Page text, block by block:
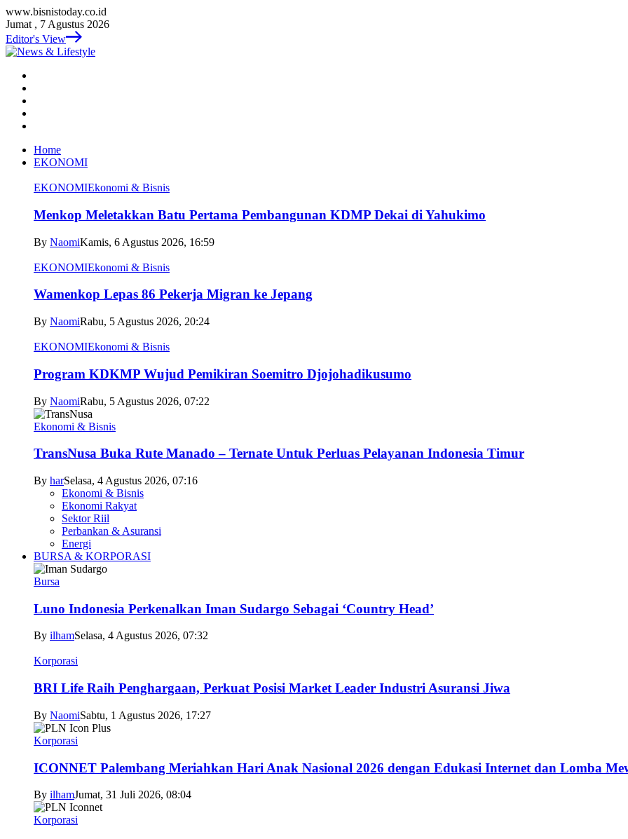
www.bisnistoday.co.id
Jumat , 7 Agustus 2026
Editor's View
Home
EKONOMI
EKONOMIEkonomi & Bisnis
Menkop Meletakkan Batu Pertama Pembangunan KDMP Dekai di Yahukimo
By NaomiKamis, 6 Agustus 2026, 16:59
EKONOMIEkonomi & Bisnis
Wamenkop Lepas 86 Pekerja Migran ke Jepang
By NaomiRabu, 5 Agustus 2026, 20:24
EKONOMIEkonomi & Bisnis
Program KDKMP Wujud Pemikiran Soemitro Djojohadikusumo
By NaomiRabu, 5 Agustus 2026, 07:22
Ekonomi & Bisnis
TransNusa Buka Rute Manado – Ternate Untuk Perluas Pelayanan Indonesia Timur
By harSelasa, 4 Agustus 2026, 07:16
Ekonomi & Bisnis
Ekonomi Rakyat
Sektor Riil
Perbankan & Asuransi
Energi
BURSA & KORPORASI
Bursa
Luno Indonesia Perkenalkan Iman Sudargo Sebagai ‘Country Head’
By ilhamSelasa, 4 Agustus 2026, 07:32
Korporasi
BRI Life Raih Penghargaan, Perkuat Posisi Market Leader Industri Asuransi Jiwa
By NaomiSabtu, 1 Agustus 2026, 17:27
Korporasi
ICONNET Palembang Meriahkan Hari Anak Nasional 2026 dengan Edukasi Internet dan Lomba
By ilhamJumat, 31 Juli 2026, 08:04
Korporasi